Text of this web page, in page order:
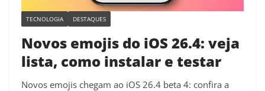
TECNOLOGIA DESTAQUES
Novos emojis do iOS 26.4: veja
lista, como instalar e testar
Novos emojis chegam ao iOS 26.4 beta 4: confira a